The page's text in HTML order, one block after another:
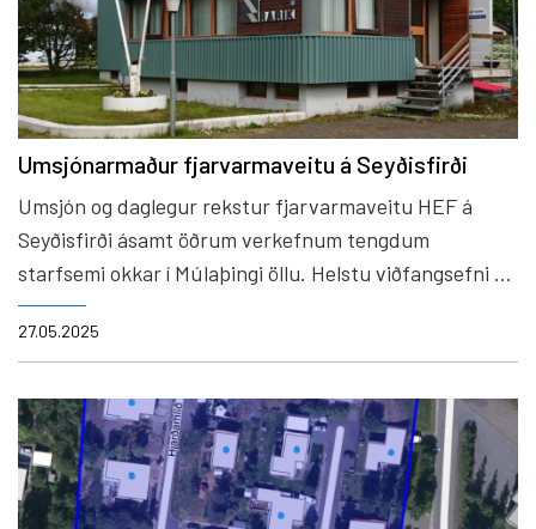
Umsjónarmaður fjarvarmaveitu á Seyðisfirði
27.05.2025
Umsjón og daglegur rekstur fjarvarmaveitu HEF á
Seyðisfirði ásamt öðrum verkefnum tengdum
starfsemi okkar í Múlaþingi öllu. Helstu viðfangsefni og
ábyrgð: - Daglegur rekstur fjarvarmaveitu á
Seyðisfirði. - Viðhald og eftirlit með dreifikerfi, dælu-
viðhald og rekstur allra veitukerfa fyrirtækisins.